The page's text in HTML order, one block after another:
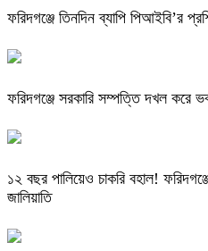
ফরিদগঞ্জে তিনদিন ব্যাপি পিআইবি’র
ফরিদগঞ্জে সরকারি সম্পত্তি দখল করে
১২ বছর পালিয়েও চাকরি বহাল!
জালিয়াতি